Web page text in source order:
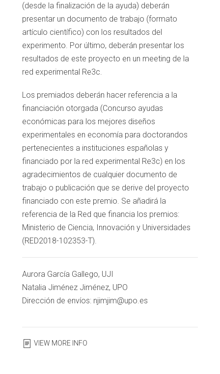
(desde la finalización de la ayuda) deberán
presentar un documento de trabajo (formato
artículo científico) con los resultados del
experimento. Por último, deberán presentar los
resultados de este proyecto en un meeting de la
red experimental Re3c.
Los premiados deberán hacer referencia a la
financiación otorgada (Concurso ayudas
económicas para los mejores diseños
experimentales en economía para doctorandos
pertenecientes a instituciones españolas y
financiado por la red experimental Re3c) en los
agradecimientos de cualquier documento de
trabajo o publicación que se derive del proyecto
financiado con este premio. Se añadirá la
referencia de la Red que financia los premios:
Ministerio de Ciencia, Innovación y Universidades
(RED2018-102353-T).
Aurora García Gallego, UJI
Natalia Jiménez Jiménez, UPO
Dirección de envíos: njimjim@upo.es
VIEW MORE INFO